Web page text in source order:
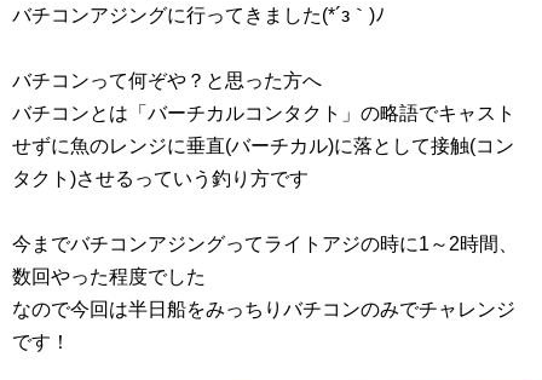
バチコンアジングに行ってきました(*´з｀)ﾉ
バチコンって何ぞや？と思った方へ
バチコンとは「バーチカルコンタクト」の略語でキャスト
せずに魚のレンジに垂直(バーチカル)に落として接触(コン
タクト)させるっていう釣り方です
今までバチコンアジングってライトアジの時に1～2時間、
数回やった程度でした
なので今回は半日船をみっちりバチコンのみでチャレンジ
です！